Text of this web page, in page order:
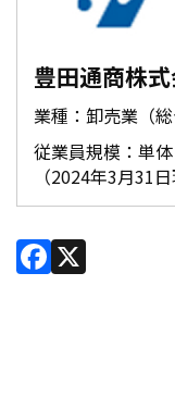
豊田通商株
業種：卸売業（総
従業員規模：単
（2024年3月31日